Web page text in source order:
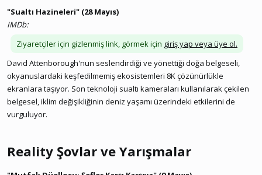
"Sualtı Hazineleri" (28 Mayıs)
IMDb:
Ziyaretçiler için gizlenmiş link, görmek için giriş yap veya üye ol.
David Attenborough'nun seslendirdiği ve yönettiği doğa belgeseli,
okyanuslardaki keşfedilmemiş ekosistemleri 8K çözünürlükle
ekranlara taşıyor. Son teknoloji sualtı kameraları kullanılarak çekilen
belgesel, iklim değişikliğinin deniz yaşamı üzerindeki etkilerini de
vurguluyor.
Reality Şovlar ve Yarışmalar​